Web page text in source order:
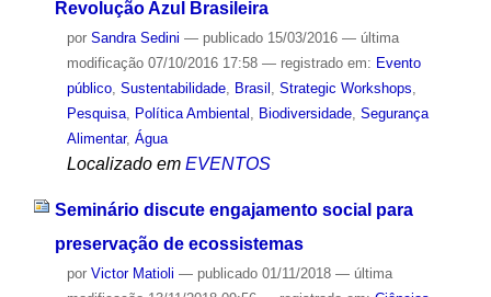
Revolução Azul Brasileira
por Sandra Sedini — publicado15/03/2016 — última
modificação07/10/2016 17:58 — registrado em: Evento
público, Sustentabilidade, Brasil Strategic Workshops
Pesquisa, Política Ambiental Biodiversidade, Segurança
Alimentar, Água
Localizado em EVENTOS
Seminário discute engajamento social para
preservação de ecossistemas
por Victor Matioli — publicado01/11/2018 — última